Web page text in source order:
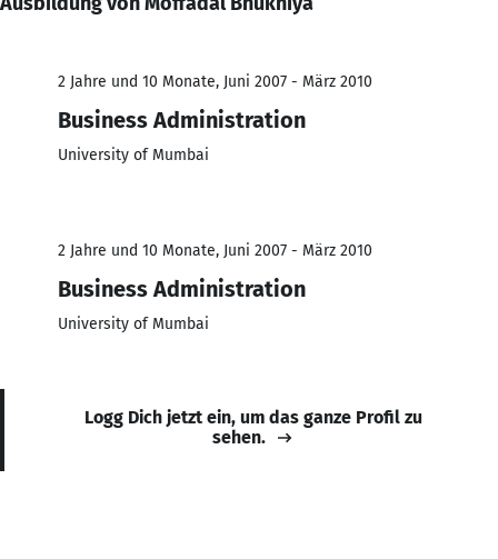
2 Jahre und 10 Monate, Juni 2007 - März 2010
Business Administration
University of Mumbai
2 Jahre und 10 Monate, Juni 2007 - März 2010
Business Administration
University of Mumbai
Logg Dich jetzt ein, um das ganze Profil zu
sehen.